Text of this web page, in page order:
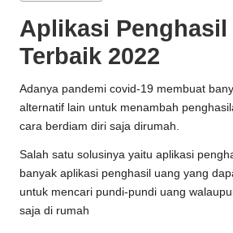
Aplikasi Penghasil
Terbaik 2022
Adanya pandemi covid-19 membuat
alternatif lain untuk menambah
cara berdiam diri saja dirumah.
Salah satu solusinya yaitu aplikasi
banyak aplikasi penghasil uang yang
untuk mencari pundi-pundi uang
saja di rumah